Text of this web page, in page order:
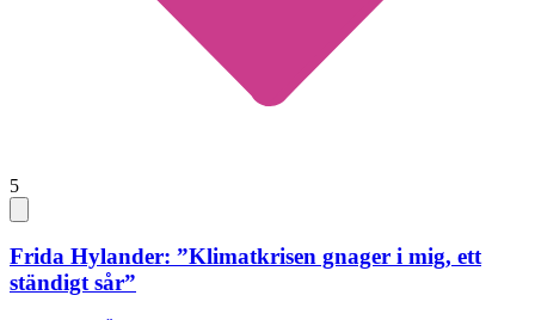
5
Frida Hylander: ”Klimatkrisen gnager i mig, ett
ständigt sår”